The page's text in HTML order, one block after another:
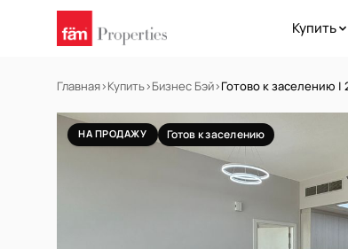
Купить
Главная›Купить›Бизнес Бэй›Готово к заселению |
НА ПРОДАЖУ Готов к заселению